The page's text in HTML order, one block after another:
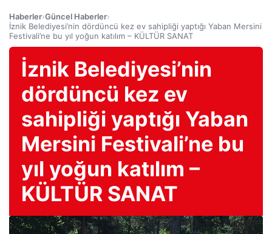
Haberler›Güncel Haberler›
İznik Belediyesi’nin dördüncü kez ev sahipliği yaptığı Yaban Mersini
Festivali’ne bu yıl yoğun katılım – KÜLTÜR SANAT
İznik Belediyesi’nin
dördüncü kez ev
sahipliği yaptığı Yaban
Mersini Festivali’ne bu
yıl yoğun katılım –
KÜLTÜR SANAT